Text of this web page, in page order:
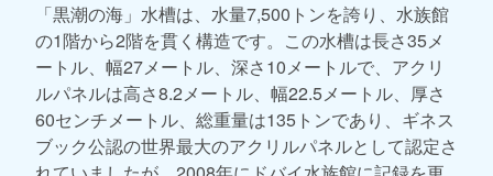
「黒潮の海」水槽は、水量7,500トンを誇り、水族館
の1階から2階を貫く構造です。この水槽は長さ35メ
ートル、幅27メートル、深さ10メートルで、アクリ
ルパネルは高さ8.2メートル、幅22.5メートル、厚さ
60センチメートル、総重量は135トンであり、ギネス
ブック公認の世界最大のアクリルパネルとして認定さ